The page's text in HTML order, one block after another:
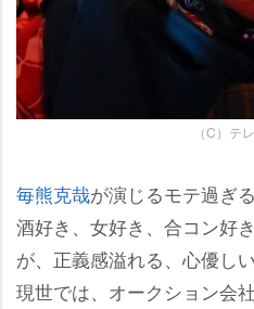
（C）テ
毎熊克哉が演じるモテ過ぎ
酒好き、女好き、合コン好
が、正義感溢れる、心優し
現世では、オークション会